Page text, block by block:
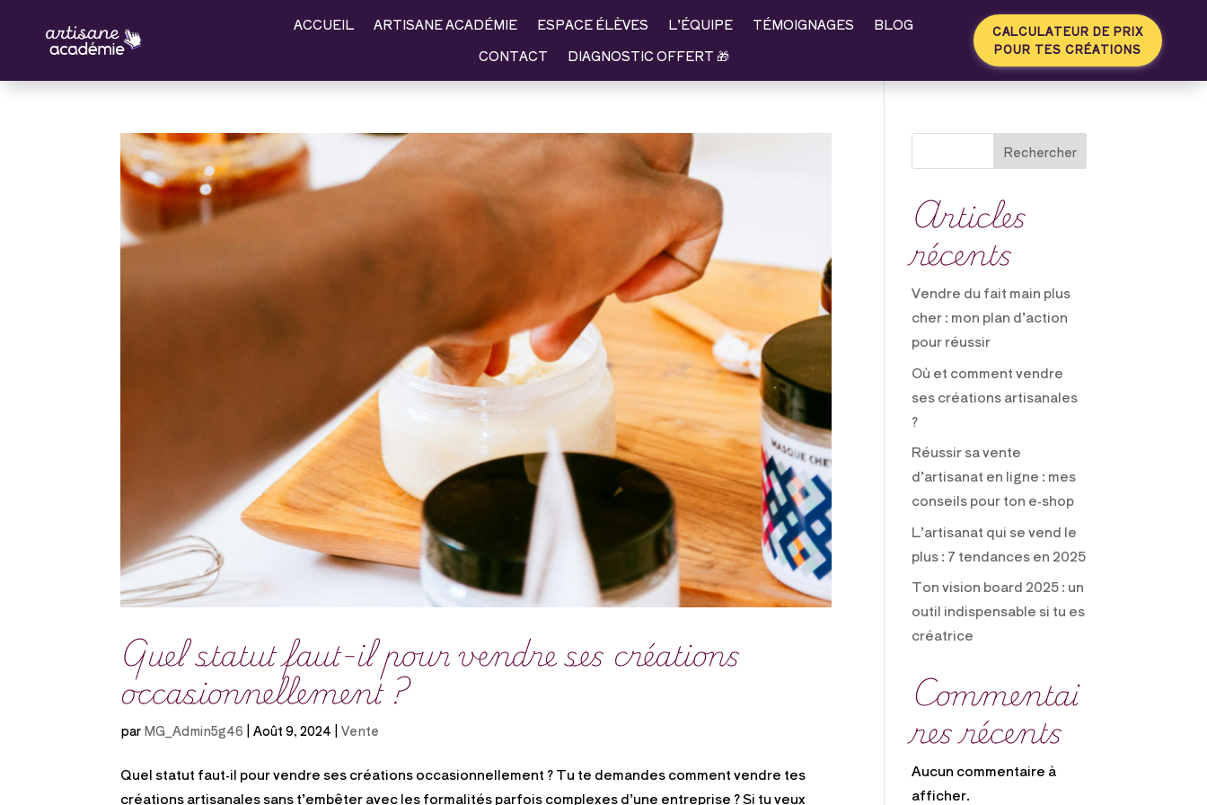
ACCUEIL ARTISANE ACADÉMIE ESPACE ÉLÈVES L’ÉQUIPE TÉMOIGNAGES
BLOG
CONTACT
DIAGNOSTIC OFFERT 🎁
CALCULATEUR DE PRIX
POUR TES CRÉATIONS
Quel statut faut-il pour vendre ses créations
occasionnellement ?
par MG_Admin5g46 |Août 9, 2024 |Vente
Quel statut faut-il pour vendre ses créations occasionnellement ? Tu te demandes comment vendre tes
créations artisanales sans t’embêter avec les formalités parfois complexes d’une entreprise ? Si tu veux
Rechercher
Articles
récents
Vendre du fait main plus
cher : mon plan d’action
pour réussir
Où et comment vendre
ses créations artisanales
?
Réussir sa vente
d’artisanat en ligne : mes
conseils pour ton e-shop
L’artisanat qui se vend le
plus : 7 tendances en 2025
Ton vision board 2025 : un
outil indispensable si tu es
créatrice
Commentai
res récents
Aucun commentaire à
afficher.